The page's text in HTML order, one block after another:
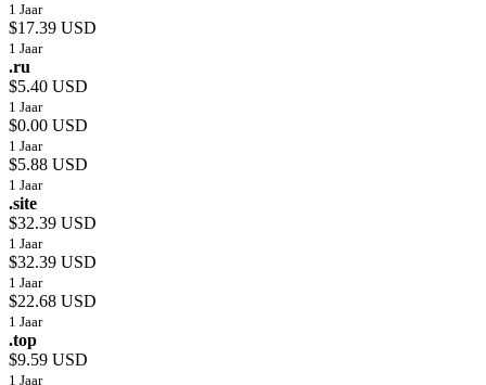
1 Jaar
$17.39 USD
1 Jaar
.ru
$5.40 USD
1 Jaar
$0.00 USD
1 Jaar
$5.88 USD
1 Jaar
.site
$32.39 USD
1 Jaar
$32.39 USD
1 Jaar
$22.68 USD
1 Jaar
.top
$9.59 USD
1 Jaar